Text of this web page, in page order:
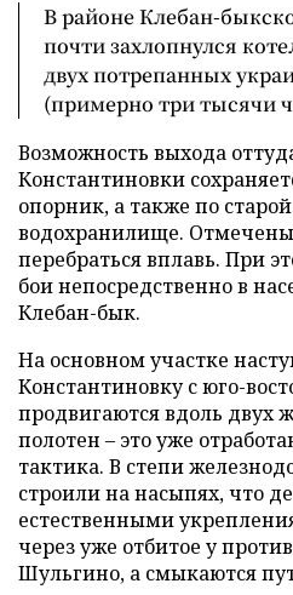
В районе Клебан-
почти захлопнулся
двух потрепанных
(примерно три тысячи
Возможность выхода
Константиновки
опорник, а также по
водохранилище.
перебраться вплавь. При
бои непосредственно в
Клебан-бык.
На основном участке
Константиновку с юго-
продвигаются вдоль двух
полотен – это уже
тактика. В степи
строили на насыпях, что
естественными
через уже отбитое у
Шульгино, а смыкаются